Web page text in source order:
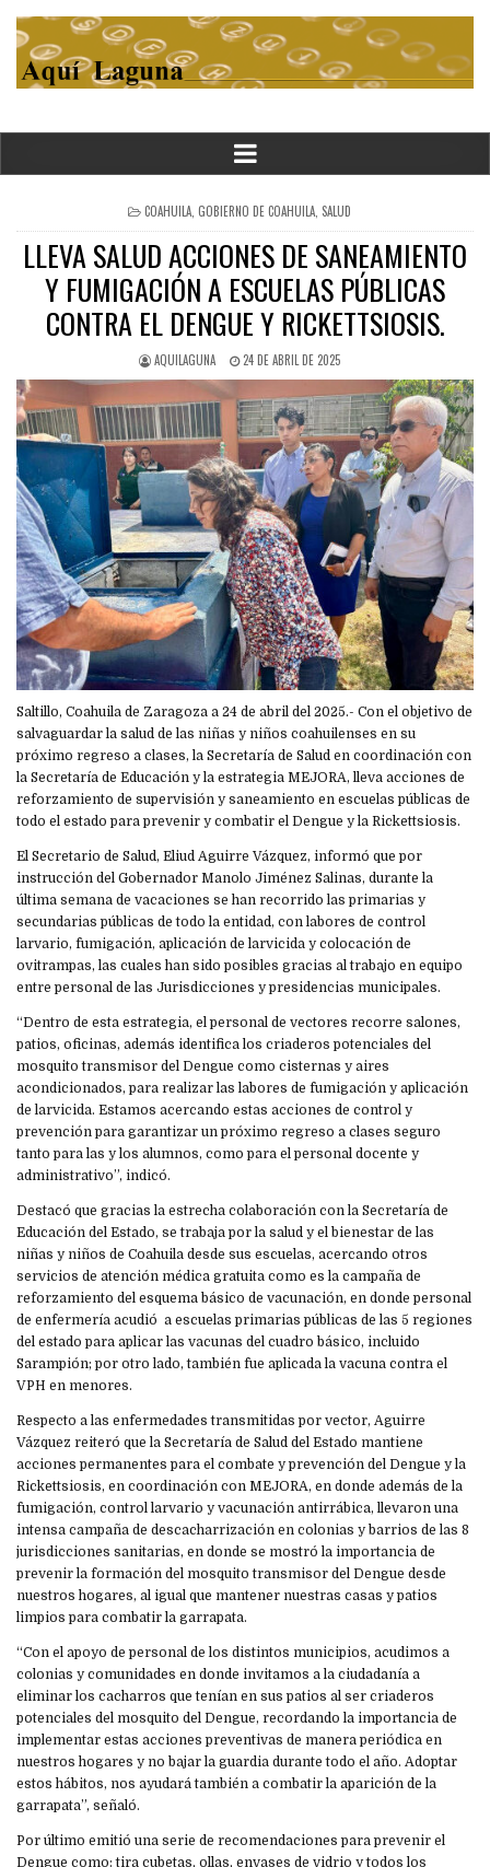
POSTED
IN
COAHUILA GOBIERNO DE COAHUILA SALUD
LLEVA SALUD ACCIONES DE SANEAMIENTO
Y FUMIGACIÓN A ESCUELAS PÚBLICAS
CONTRA EL DENGUE Y RICKETTSIOSIS.
AQUILAGUNA 24 DE ABRIL DE 2025
Saltillo, Coahuila de Zaragoza a 24 de abril del 2025.- Con el objetivo de
salvaguardar la salud de las niñas y niños coahuilenses en su
próximo regreso a clases, la Secretaría de Salud en coordinación con
la Secretaría de Educación y la estrategia MEJORA, lleva acciones de
reforzamiento de supervisión y saneamiento en escuelas públicas de
todo el estado para prevenir y combatir el Dengue y la Rickettsiosis.
El Secretario de Salud, Eliud Aguirre Vázquez, informó que por
instrucción del Gobernador Manolo Jiménez Salinas, durante la
última semana de vacaciones se han recorrido las primarias y
secundarias públicas de todo la entidad, con labores de control
larvario, fumigación, aplicación de larvicida y colocación de
ovitrampas, las cuales han sido posibles gracias al trabajo en equipo
entre personal de las Jurisdicciones y presidencias municipales.
“Dentro de esta estrategia, el personal de vectores recorre salones,
patios, oficinas, además identifica los criaderos potenciales del
mosquito transmisor del Dengue como cisternas y aires
acondicionados, para realizar las labores de fumigación y aplicación
de larvicida. Estamos acercando estas acciones de control y
prevención para garantizar un próximo regreso a clases seguro
tanto para las y los alumnos, como para el personal docente y
administrativo”, indicó.
Destacó que gracias la estrecha colaboración con la Secretaría de
Educación del Estado, se trabaja por la salud y el bienestar de las
niñas y niños de Coahuila desde sus escuelas, acercando otros
servicios de atención médica gratuita como es la campaña de
reforzamiento del esquema básico de vacunación, en donde personal
de enfermería acudió a escuelas primarias públicas de las 5 regiones
del estado para aplicar las vacunas del cuadro básico, incluido
Sarampión; por otro lado, también fue aplicada la vacuna contra el
VPH en menores.
Respecto a las enfermedades transmitidas por vector, Aguirre
Vázquez reiteró que la Secretaría de Salud del Estado mantiene
acciones permanentes para el combate y prevención del Dengue y la
Rickettsiosis, en coordinación con MEJORA, en donde además de la
fumigación, control larvario y vacunación antirrábica, llevaron una
intensa campaña de descacharrización en colonias y barrios de las 8
jurisdicciones sanitarias, en donde se mostró la importancia de
prevenir la formación del mosquito transmisor del Dengue desde
nuestros hogares, al igual que mantener nuestras casas y patios
limpios para combatir la garrapata.
“Con el apoyo de personal de los distintos municipios, acudimos a
colonias y comunidades en donde invitamos a la ciudadanía a
eliminar los cacharros que tenían en sus patios al ser criaderos
potenciales del mosquito del Dengue, recordando la importancia de
implementar estas acciones preventivas de manera periódica en
nuestros hogares y no bajar la guardia durante todo el año. Adoptar
estos hábitos, nos ayudará también a combatir la aparición de la
garrapata”, señaló.
Por último emitió una serie de recomendaciones para prevenir el
Dengue como: tira cubetas, ollas, envases de vidrio y todos los